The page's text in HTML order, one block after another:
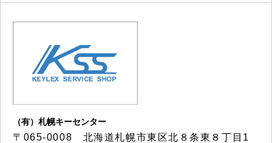
（有）札幌キーセンター
〒065-0008 北海道札幌市東区北８条東８丁目1